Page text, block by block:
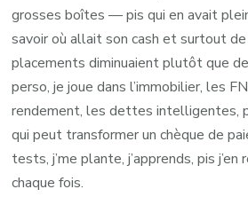
grosses boîtes — pis qui en avait
savoir où allait son cash et surtout
placements diminuaient plutôt que
perso, je joue dans l’immobilier, les
rendement, les dettes intelligentes,
qui peut transformer un chèque de
tests, j’me plante, j’apprends, pis j’en
chaque fois.